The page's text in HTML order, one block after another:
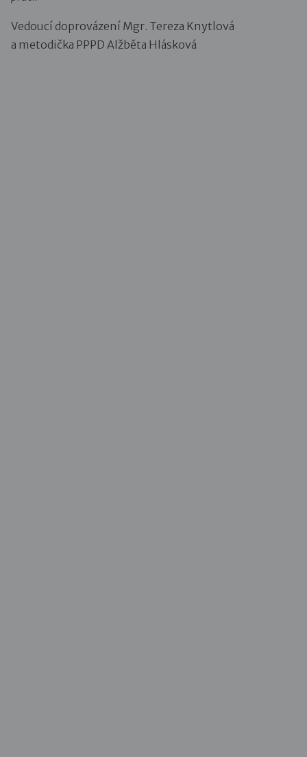
Vedoucí doprovázení Mgr. Tereza Knytlová
a metodička PPPD Alžběta Hlásková